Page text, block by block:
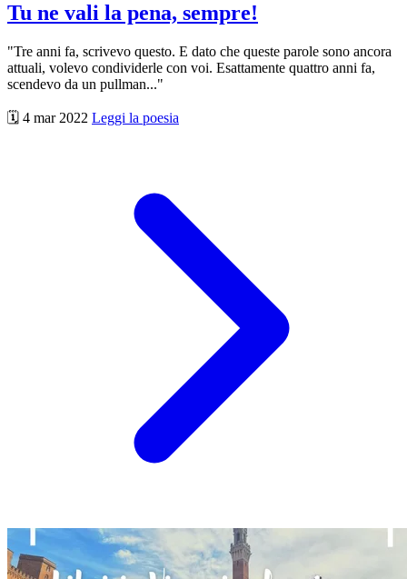
Tu ne vali la pena, sempre!
"Tre anni fa, scrivevo questo. E dato che queste parole sono ancora
attuali, volevo condividerle con voi. Esattamente quattro anni fa,
scendevo da un pullman..."
🗓️ 4 mar 2022 Leggi la poesia